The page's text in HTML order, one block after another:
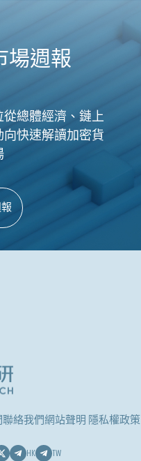
場週報
總體經濟、鏈上
快速解讀加密貨
聯絡我們網站聲明 隱私權政策
HK TW